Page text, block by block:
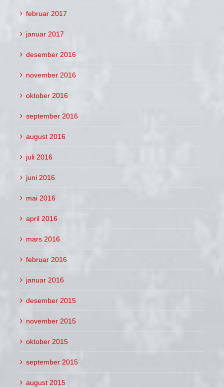
februar 2017
januar 2017
desember 2016
november 2016
oktober 2016
september 2016
august 2016
juli 2016
juni 2016
mai 2016
april 2016
mars 2016
februar 2016
januar 2016
desember 2015
november 2015
oktober 2015
september 2015
august 2015